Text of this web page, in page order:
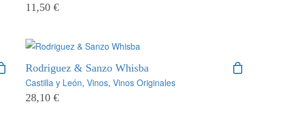
11,50 €
Rodriguez & Sanzo Whisba
Castilla y León, Vinos, Vinos Originales
28,10 €